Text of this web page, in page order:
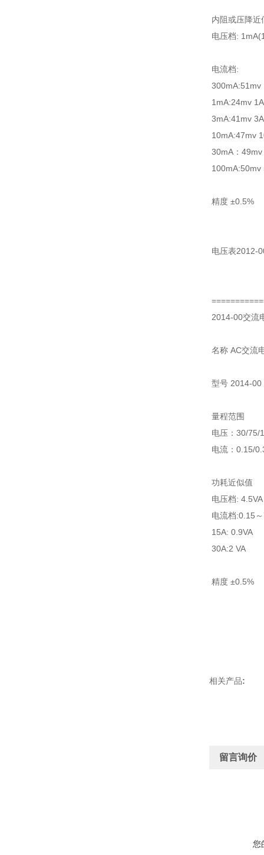
内阻或压降近
电压档:
电流档:
300mA:51mv
1mA:24mv
3mA:41mv
10mA:47mv
30mA：
100mA:50mv
精度 ±0.5%
电压表2012-
2014-00交流
名称 AC交流
型号 2014-00
量程范围
电压：30/75/
电流：0.15/
功耗近似值
电压档: 4.5VA
电流档:0.15
15A: 0.9VA
30A:2 VA
精度 ±0.5%
相关产品:
留言询价
您